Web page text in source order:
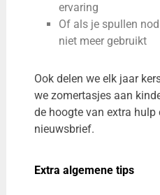
ervaring
Of als je spullen
niet meer gebruikt
Ook delen we elk jaar
we zomertasjes aan
de hoogte van extra hulp
nieuwsbrief.
Extra algemene tips